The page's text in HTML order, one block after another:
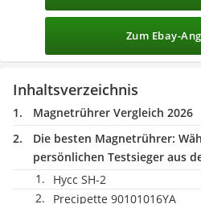
Zum Ebay-
Inhaltsverzeichnis
Magnetrührer Vergleich 2026
Die besten Magnetrührer:
persönlichen Testsieger aus
Hycc SH-2
Precipette 90101016YA